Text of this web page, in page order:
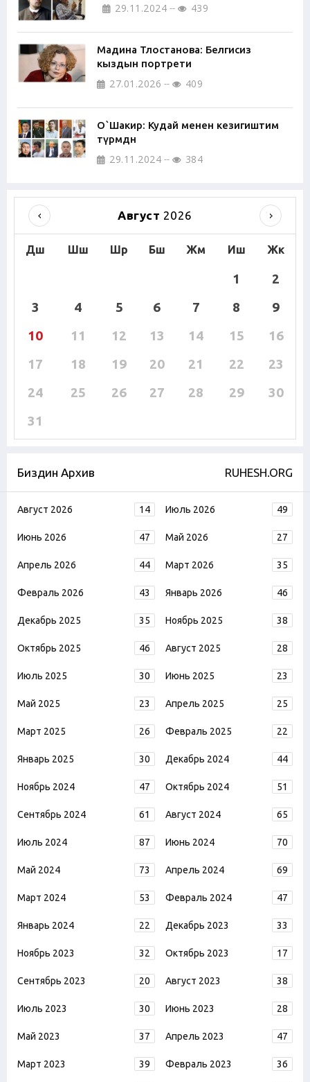
29.11.2024 439
Мадина Тлостанова: Белгисиз
кыздын портрети
27.01.2026 409
О`Шакир: Кудай менен кезигиштим
түрмөдөн
29.11.2024 384
Август 2026
Дш Шш Шр Бш Жм Иш Жк
1
2
3
4 5 6 7 8
9
10
11 12 13 14 15
16
17
18 19 20 21 22
23
24
25 26 27 28 29
30
31
Биздин Архив RUHESH.ORG
Август 2026 14 Июль 2026 49
Июнь 2026 47 Май 2026 27
Апрель 2026 44 Март 2026 35
Февраль 2026 43 Январь 2026 46
Декабрь 2025 35 Ноябрь 2025 38
Октябрь 2025 46 Август 2025 28
Июль 2025 30 Июнь 2025 23
Май 2025 23 Апрель 2025 25
Март 2025 26 Февраль 2025 22
Январь 2025 30 Декабрь 2024 44
Ноябрь 2024 47 Октябрь 2024 51
Сентябрь 2024 61 Август 2024 65
Июль 2024 87 Июнь 2024 70
Май 2024 73 Апрель 2024 69
Март 2024 53 Февраль 2024 47
Январь 2024 22 Декабрь 2023 33
Ноябрь 2023 32 Октябрь 2023 17
Сентябрь 2023 20 Август 2023 38
Июль 2023 30 Июнь 2023 28
Май 2023 37 Апрель 2023 47
Март 2023 39 Февраль 2023 36